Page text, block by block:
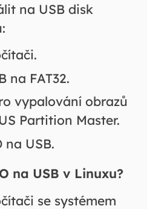
na USB disk
na FAT32.
vypalování obrazů
Partition Master.
USB.
na USB v Linuxu?
se systémem